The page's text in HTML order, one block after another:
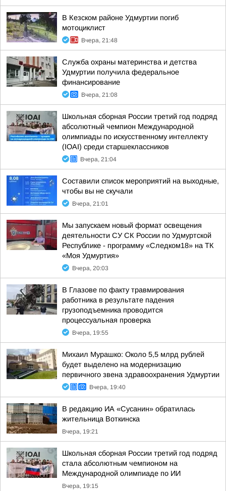
В Кезском районе Удмуртии погиб
мотоциклист
Вчера, 21:48
Служба охраны материнства и детства
Удмуртии получила федеральное
финансирование
Вчера, 21:08
Школьная сборная России третий год подряд
абсолютный чемпион Международной
олимпиады по искусственному интеллекту
(IOAI) среди старшеклассников
Вчера, 21:04
Составили список мероприятий на выходные,
чтобы вы не скучали
Вчера, 21:01
Мы запускаем новый формат освещения
деятельности СУ СК России по Удмуртской
Республике - программу «Следком18» на ТК
«Моя Удмуртия»
Вчера, 20:03
В Глазове по факту травмирования
работника в результате падения
грузоподъемника проводится
процессуальная проверка
Вчера, 19:55
Михаил Мурашко: Около 5,5 млрд рублей
будет выделено на модернизацию
первичного звена здравоохранения Удмуртии
Вчера, 19:40
В редакцию ИА «Сусанин» обратилась
жительница Воткинска
Вчера, 19:21
Школьная сборная России третий год подряд
стала абсолютным чемпионом на
Международной олимпиаде по ИИ
Вчера, 19:15